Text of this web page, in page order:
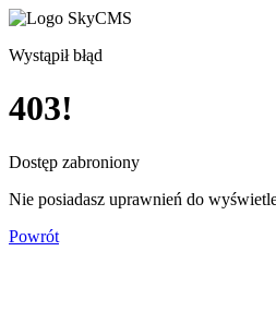
Wystąpił błąd
403!
Dostęp zabroniony
Nie posiadasz uprawnień do
Powrót